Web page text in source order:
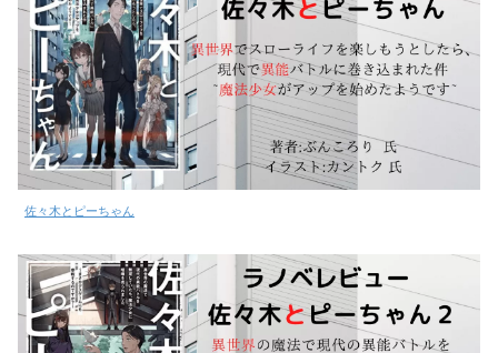
佐々木とピーちゃん